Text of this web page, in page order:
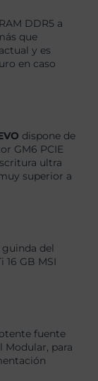
DDR5 a
que
y es
en caso
dispone de
GM6 PCIE
ultra
superior a
del
16 GB MSI
fuente
Modular, para